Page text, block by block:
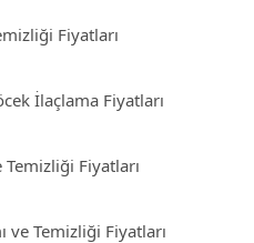
Fiyatları
İlaçlama Fiyatları
Fiyatları
ve Temizliği Fiyatları